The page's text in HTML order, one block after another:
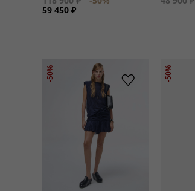
59 450 ₽
-50% -50%